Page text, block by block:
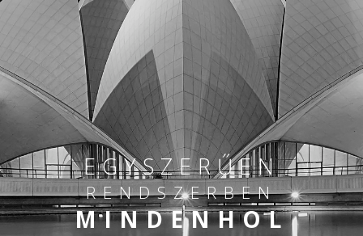
EGYSZERŰEN
RENDSZERBEN
MINDENHOL